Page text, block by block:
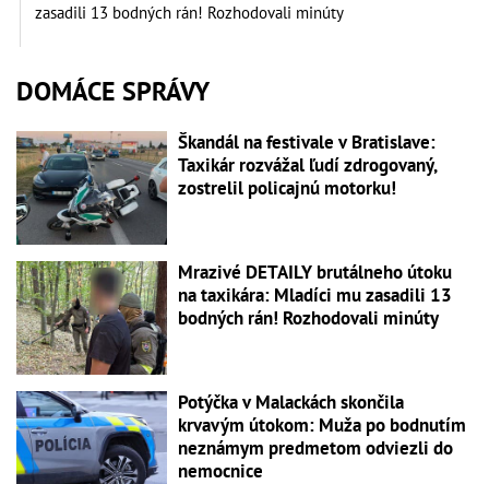
zasadili 13 bodných rán! Rozhodovali minúty
DOMÁCE SPRÁVY
Škandál na festivale v Bratislave:
Taxikár rozvážal ľudí zdrogovaný,
zostrelil policajnú motorku!
Mrazivé DETAILY brutálneho útoku
na taxikára: Mladíci mu zasadili 13
bodných rán! Rozhodovali minúty
Potýčka v Malackách skončila
krvavým útokom: Muža po bodnutím
neznámym predmetom odviezli do
nemocnice